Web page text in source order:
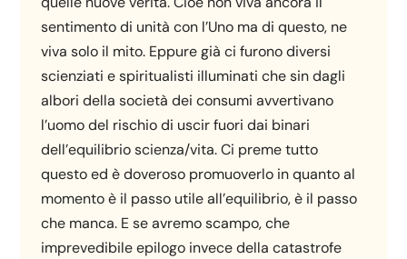
sentimento di unità con l’Uno ma di questo, ne
viva solo il mito. Eppure già ci furono diversi
scienziati e spiritualisti illuminati che sin dagli
albori della società dei consumi avvertivano
l’uomo del rischio di uscir fuori dai binari
dell’equilibrio scienza/vita. Ci preme tutto
questo ed è doveroso promuoverlo in quanto al
momento è il passo utile all’equilibrio, è il passo
che manca. E se avremo scampo, che
imprevedibile epilogo invece della catastrofe